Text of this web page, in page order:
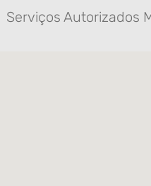
Serviços Autorizados